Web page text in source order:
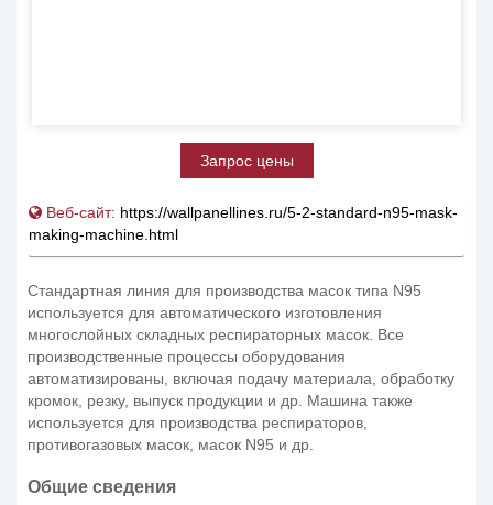
Запрос цены
Веб-сайт: https://wallpanellines.ru/5-2-standard-n95-mask-
making-machine.html
Стандартная линия для производства масок типа N95
используется для автоматического изготовления
многослойных складных респираторных масок. Все
производственные процессы оборудования
автоматизированы, включая подачу материала, обработку
кромок, резку, выпуск продукции и др. Машина также
используется для производства респираторов,
противогазовых масок, масок N95 и др.
Общие сведения